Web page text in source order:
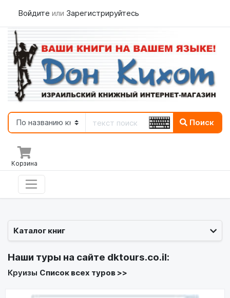
Войдите или Зарегистрируйтесь
Поиск
Корзина
Каталог книг
Наши туры на сайте dktours.co.il:
Круизы Список всех туров >>